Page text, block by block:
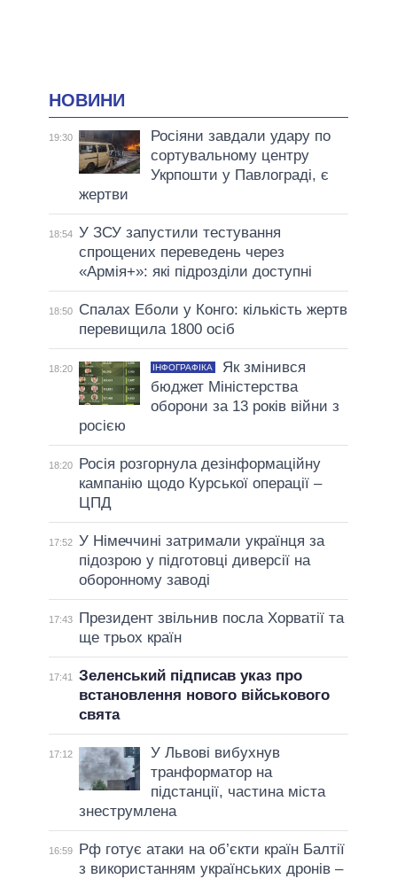
НОВИНИ
19:30
Росіяни завдали удару по
сортувальному центру
Укрпошти у Павлограді, є
жертви
18:54 У ЗСУ запустили тестування
спрощених переведень через
«Армія+»: які підрозділи доступні
18:50
Спалах Еболи у Конго: кількість жертв
перевищила 1800 осіб
18:20 ІНФОГРАФІКА
Як змінився
бюджет Міністерства
оборони за 13 років війни з
росією
18:20
Росія розгорнула дезінформаційну
кампанію щодо Курської операції –
ЦПД
17:52 У Німеччині затримали українця за
підозрою у підготовці диверсії на
оборонному заводі
17:43
Президент звільнив посла Хорватії та
ще трьох країн
17:41
Зеленський підписав указ про
встановлення нового військового
свята
17:12
У Львові вибухнув
транформатор на
підстанції, частина міста
знеструмлена
16:59
Рф готує атаки на об’єкти країн Балтії
з використанням українських дронів –